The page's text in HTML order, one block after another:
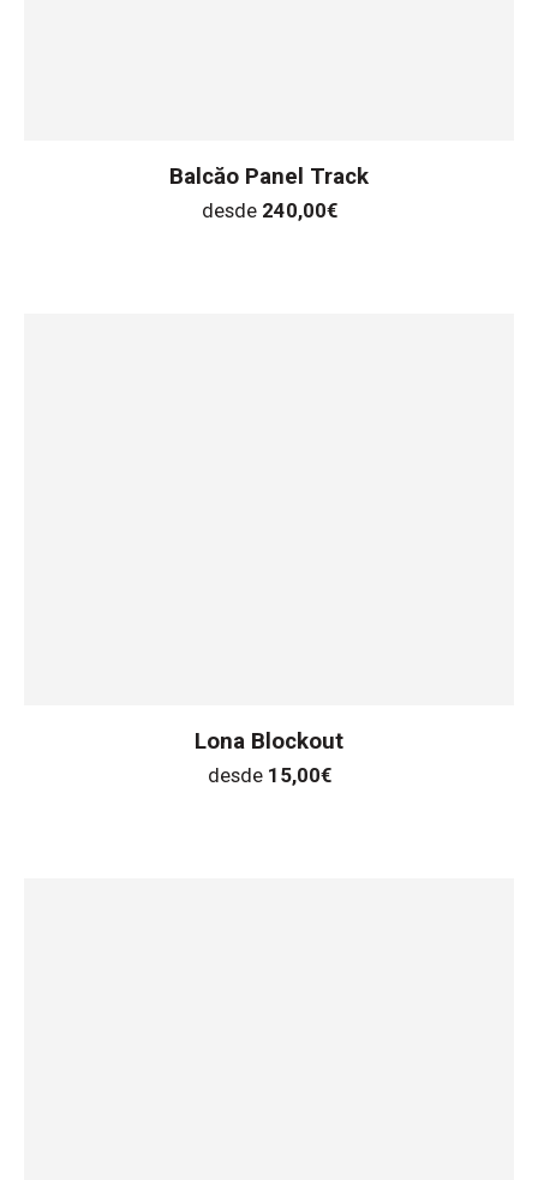
Balcăo Panel Track
desde 240,00€
Lona Blockout
desde 15,00€